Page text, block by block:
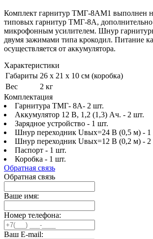
Комплект гарнитур ТМГ-8АМ1 выполнен
типовых гарнитур ТМГ-8А,
микрофонным усилителем. Шнур
двумя зажимами типа крокодил. Питание
осуществляется от аккумулятора.
Характеристики
Габариты 26 x 21 x 10 см (коробка)
Вес
2 кг
Комплектация
Гарнитура ТМГ- 8А- 2 шт.
Аккумулятор 12 В, 1,2 (1,3) Ач. - 2 шт.
Зарядное устройство - 1 шт.
Шнур переходник Uвых=24 В (0,5 м) - 1
Шнур переходник Uвых=12 В (0,2 м) - 2
Паспорт - 1 шт.
Коробка - 1 шт.
Обратная связь
Обратная связь
Ваше имя:
Номер телефона:
Ваш E-mail: